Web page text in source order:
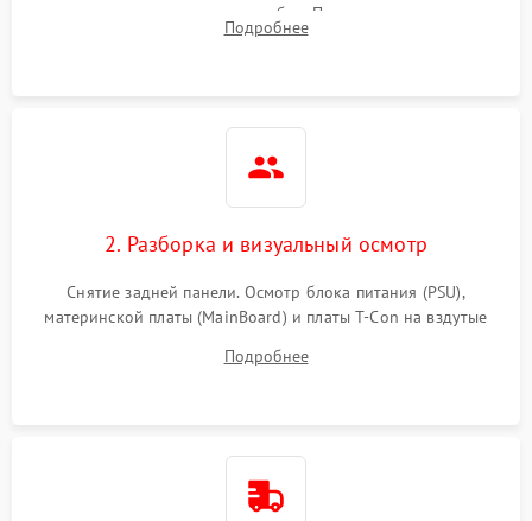
подсветки и индикаторов ошибок. Подключение тестовых
источников сигнала для выявления симптомов поломки.
Подробнее
2. Разборка и визуальный осмотр
Снятие задней панели. Осмотр блока питания (PSU),
материнской платы (MainBoard) и платы T-Con на вздутые
Проверка надежности фиксации и целостности шлейфов.
Подробнее